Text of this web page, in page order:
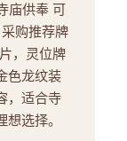
庙供奉 可
购推荐牌
，灵位牌
色龙纹装
，适合寺
选择。